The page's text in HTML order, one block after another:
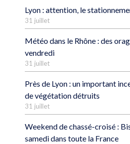
Lyon : attention, le
31 juillet
Météo dans le Rhône : des
vendredi
31 juillet
Près de Lyon : un important
de végétation détruits
31 juillet
Weekend de chassé-croisé :
samedi dans toute la France